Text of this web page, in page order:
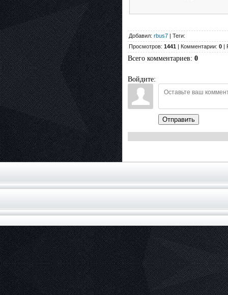
Добавил: rbus7 | Теги:
Просмотров: 1441 | Комментарии: 0 |
Всего комментариев: 0
Войдите:
Отправить